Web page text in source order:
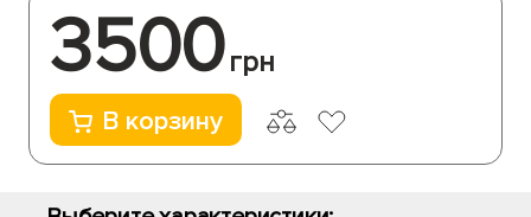
3500грн
В корзину